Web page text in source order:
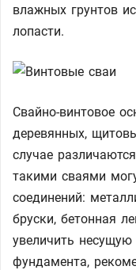
влажных грунтов
лопасти.
Свайно-винтовое
деревянных,
случае
такими сваями
соединений:
бруски, бетонная
увеличить несущую
фундамента,